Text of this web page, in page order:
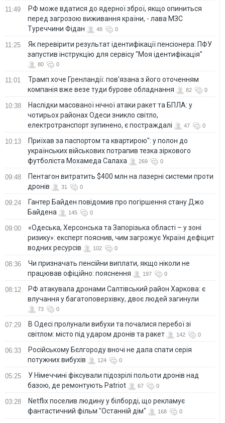
11:49
РФ може вдатися до ядерної зброї, якщо опиниться
перед загрозою виживання країни, - лава МЗС
Туреччини Фідан
48 0
11:25
Як перевірити результат ідентифікації пенсіонера: ПФУ
запустив інструкцію для сервісу "Моя ідентифікація"
80 0
11:01
Трамп хоче Гренландії: пов'язана з його оточенням
компанія вже везе туди бурове обладнання
82 0
10:38
Наслідки масованої нічної атаки ракет та БПЛА: у
чотирьох районах Одеси зникло світло,
електротранспорт зупинено, є постраждалі
47 0
10:13
Приїхав за паспортом та квартирою": у полон до
українських військових потрапив тезка зіркового
футболіста Мохамеда Салаха
269 0
09:48
Пентагон витратить $400 млн на лазерні системи проти
дронів
31 0
09:24
Гантер Байден повідомив про погіршення стану Джо
Байдена
145 0
09:00
«Одеська, Херсонська та Запорізька області – у зоні
ризику»: експерт пояснив, чим загрожує Україні дефіцит
водних ресурсів
102 0
08:36
Чи призначать пенсійни виплати, якщо ніколи не
працював офіційно: пояснення
197 0
08:12
РФ атакувала дронами Салтівський район Харкова: є
влучання у багатоповерхівку, двоє людей загинули
73 0
07:29
В Одесі пролунали вибухи та почалися перебої зі
світлом: місто під ударом дронів та ракет
142 0
06:33
Російському Бєлгороду вночі не дала спати серія
потужних вибухів
124 0
05:25
У Німеччині фіксували підозрілі польоти дронів над
базою, де ремонтують Patriot
67 0
03:28
Netflix поселив людину у білборді, що рекламує
фантастичний фільм "Останній дім"
168 0